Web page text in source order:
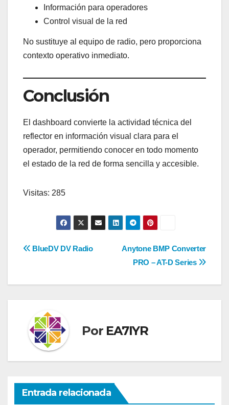
Información para operadores
Control visual de la red
No sustituye al equipo de radio, pero proporciona
contexto operativo inmediato.
Conclusión
El dashboard convierte la actividad técnica del
reflector en información visual clara para el
operador, permitiendo conocer en todo momento
el estado de la red de forma sencilla y accesible.
Visitas: 285
Navegación
Anytone BMP Converter
PRO – AT-D Series
BlueDV DV Radio
Por EA7IYR
Entrada relacionada